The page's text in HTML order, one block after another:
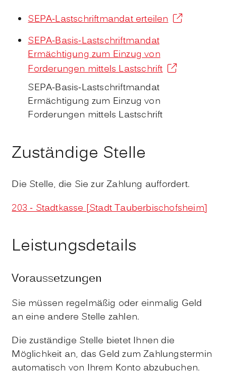
SEPA-Lastschriftmandat erteilen
SEPA-Basis-Lastschriftmandat
Ermächtigung zum Einzug von
Forderungen mittels Lastschrift
SEPA-Basis-Lastschriftmandat
Ermächtigung zum Einzug von
Forderungen mittels Lastschrift
Zuständige Stelle
Die Stelle, die Sie zur Zahlung auffordert.
203 - Stadtkasse [Stadt Tauberbischofsheim]
Leistungsdetails
Voraussetzungen
Sie müssen regelmäßig oder einmalig Geld
an eine andere Stelle zahlen.
Die zuständige Stelle bietet Ihnen die
Möglichkeit an, das Geld zum Zahlungstermin
automatisch von Ihrem Konto abzubuchen.